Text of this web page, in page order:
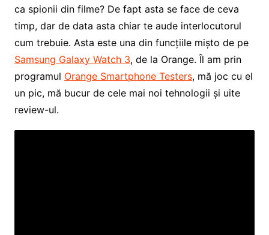
ca spionii din filme? De fapt asta se face de ceva
timp, dar de data asta chiar te aude interlocutorul
cum trebuie. Asta este una din funcțiile mișto de pe
Samsung Galaxy Watch 3, de la Orange. Îl am prin
programul Orange Smartphone Testers, mă joc cu el
un pic, mă bucur de cele mai noi tehnologii și uite
review-ul.